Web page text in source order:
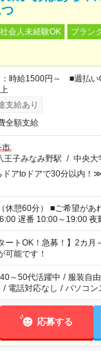
社会人未経験OK
ブラン
：時給1500円～ ■週払
支給あり
全額支給
市
王子みなみ野駅 / 中央大
アtoドアで30分以内！
があれば下記シフトもOK！
遅番 10:00～19:00 夜勤
たい」 「余裕を持って
業はしたくない」 など、
お仕事の勤務時間。 合
せん。
ートOK！急募！】2カ
可能です！
40～50代活躍中 / 服装自由
/ 電話対応なし / パソコン
応募する